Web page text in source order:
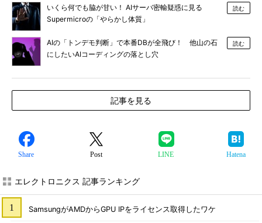
いくら何でも脇が甘い！ AIサーバ密輸疑惑に見る
Supermicroの「やらかし体質」
読む
AIの「トンデモ判断」で本番DBが全飛び！ 他山の石
にしたいAIコーディングの落とし穴
読む
記事を見る
Share Post LINE Hatena
エレクトロニクス 記事ランキング
SamsungがAMDからGPU IPをライセンス取得したワケ